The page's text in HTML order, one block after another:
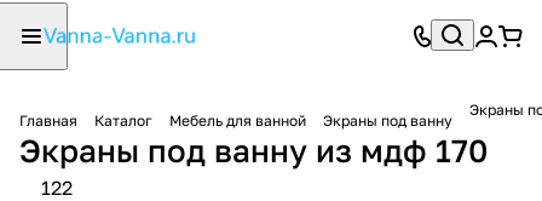
Главная Каталог Мебель для ванной Экраны под ванну
Экраны
Экраны под ванну из мдф 170
122